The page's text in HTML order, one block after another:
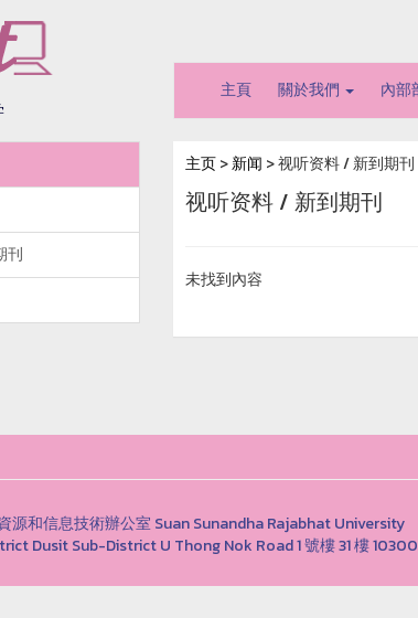
主頁 關於我們 內部
刊
主页>新闻 > 视听资料 / 新到期刊
视听资料 / 新到期刊
未找到內容
源和信息技術辦公室 Suan Sunandha Rajabhat University
Dusit Sub-District U Thong Nok Road 1 號樓 31 樓